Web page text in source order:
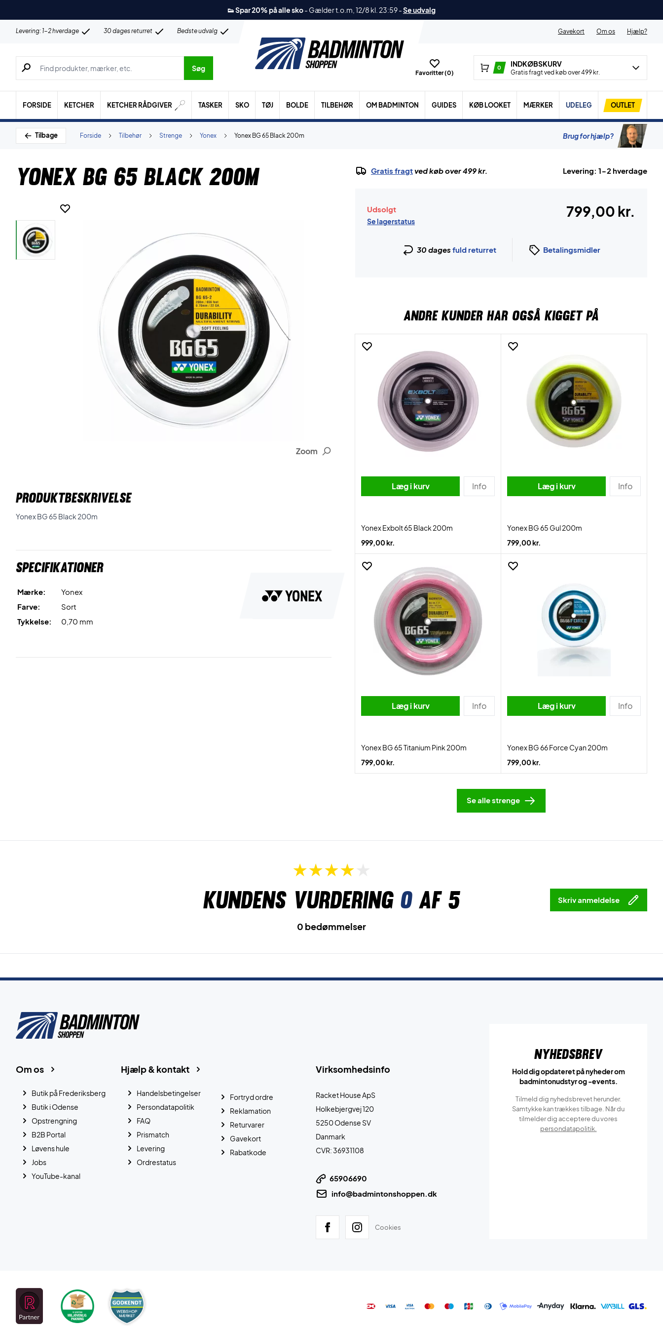
👟 Spar 20% på alle sko- Gælder t.o.m, 12/8 kl. 23:59-Se udvalg
Levering: 1-2 hverdage 30 dages returret Bedste udvalg Gavekort Om os Hjælp?
Søg efter produkter, mærker etc.
Søg
Favoritter (0)
0 INDKØBSKURV
Gratis fragt ved køb over 499 kr.
FORSIDE KETCHER KETCHER RÅDGIVER TASKER SKO TØJ BOLDE TILBEHØR OM BADMINTON GUIDES KØB LOOKET MÆRKER UDELEG OUTLET
Tilbage Yonex BG 65 Black 200m
Yonex
Strenge
Tilbehør
Forside Brug for hjælp?
Yonex BG 65 Black 200m
Zoom
PRODUKTBESKRIVELSE
Yonex BG 65 Black 200m
Specifikationer
Mærke:
Yonex
Farve:
Sort
Tykkelse:
0,70 mm
Gratis fragtved køb over 499 kr. Levering: 1-2 hverdage
Udsolgt
Se lagerstatus
799,00 kr.
30 dages fuld returret Betalingsmidler
ANDRE KUNDER HAR OGSÅ KIGGET PÅ
Læg i kurv Info
Yonex Exbolt 65 Black 200m
999,00 kr.
Læg i kurv Info
Yonex BG 65 Gul 200m
799,00 kr.
Læg i kurv Info
Yonex BG 65 Titanium Pink 200m
799,00 kr.
Læg i kurv Info
Yonex BG 66 Force Cyan 200m
799,00 kr.
Se alle strenge
Kundens vurdering 0af 5 Skriv anmeldelse
0 bedømmelser
Virksomhedsinfo
Racket House ApS
Holkebjergvej 120
5250 Odense SV
Danmark
CVR: 36931108
65906690
info@badmintonshoppen.dk
Cookies
Hjælp & kontakt
Handelsbetingelser
Persondatapolitik
FAQ
Prismatch
Levering
Ordrestatus
Fortryd ordre
Reklamation
Returvarer
Gavekort
Rabatkode
Om os
Butik på Frederiksberg
Butik i Odense
Opstrengning
B2B Portal
Løvens hule
Jobs
YouTube-kanal
Nyhedsbrev
Hold dig opdateret på nyheder om
badmintonudstyr og -events.
Tilmeld dig nyhedsbrevet herunder.
Samtykke kan trækkes tilbage. Når du
tilmelder dig acceptere du vores
persondatapolitik.